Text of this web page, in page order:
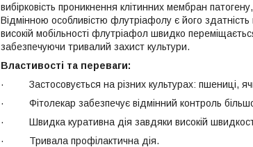
вибірковість проникнення клітинних мембран
Відмінною особливістю флутріафолу є його
високій мобільності флутріафол швидко
забезпечуючи тривалий захист культури.
Властивості та переваги:
· Застосовується на різних культурах: пшениці,
· Фітолекар забезпечує відмінний контроль
· Швидка куративна дія завдяки високій швидкості
· Тривала профілактична дія.